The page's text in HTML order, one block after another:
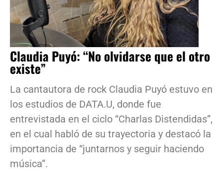
Claudia Puyó: “No olvidarse que el otro
existe”
La cantautora de rock Claudia Puyó estuvo en
los estudios de DATA.U, donde fue
entrevistada en el ciclo “Charlas Distendidas”,
en el cual habló de su trayectoria y destacó la
importancia de “juntarnos y seguir haciendo
música”.